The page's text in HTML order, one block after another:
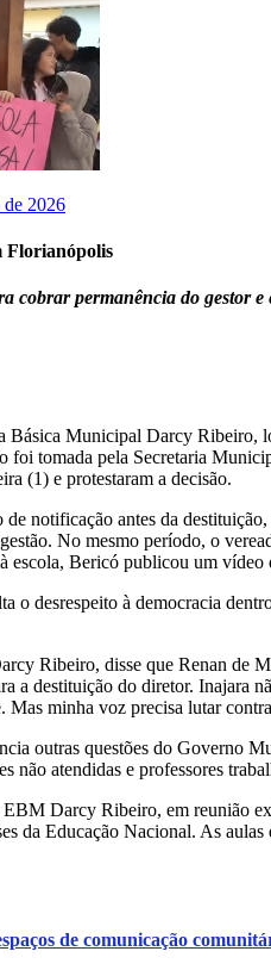
2026
Florianópolis
cobrar permanência do gestor
Básica Municipal Darcy
foi tomada pela Secretaria
(1) e protestaram a decisão.
notificação antes da
No mesmo período, o
escola, Bericó publicou um vídeo
o desrespeito à democracia
Ribeiro, disse que Renan de
a destituição do diretor. Inajara
minha voz precisa lutar
outras questões do Governo
não atendidas e professores
Darcy Ribeiro, em reunião
da Educação Nacional. As
de comunicação